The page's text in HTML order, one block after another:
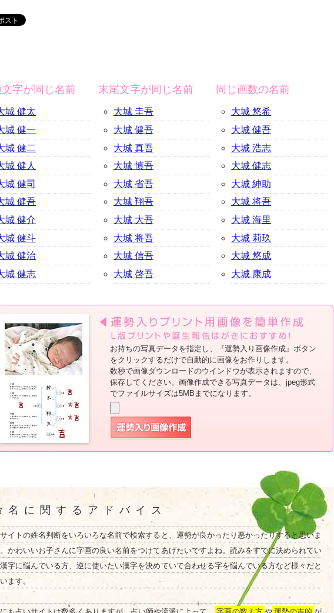
字が同じ名前
城 健太
城 健一
城 健二
城 健人
城 健司
城 健吾
城 健介
城 健斗
城 健治
城 健志
末尾文字が同じ名前
大城 圭吾
大城 健吾
大城 真吾
大城 慎吾
大城 省吾
大城 翔吾
大城 大吾
大城 将吾
大城 信吾
大城 啓吾
同じ画数の名前
大城 悠希
大城 健吾
大城 浩志
大城 健志
大城 紳助
大城 将吾
大城 海里
大城 莉玖
大城 悠成
大城 康成
お持ちの写真データを指定し、『運勢入り画像作成』ボタン
をクリックするだけで自動的に画像をお作りします。
数秒で画像ダウンロードのウインドウが表示されますので、
保存してください。画像作成できる写真データは、jpeg形式
でファイルサイズは5MBまでになります。
名に関するアドバイス
イトの姓名判断をいろいろな名前で検索すると、運勢が良かったり悪かったりすると思いま
かわいいお子さんに字画の良い名前をつけてあげたいですよね。読みをすでに決められてい
字に悩んでいる方、逆に使いたい漢字を決めていて合わせる字を悩んでいる方など様々だと
ます。